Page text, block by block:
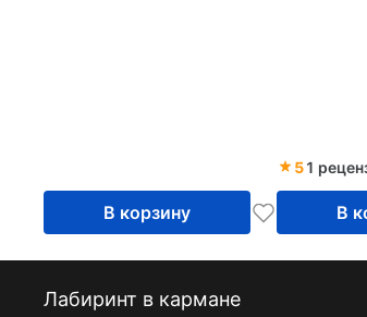
В корзину
51
В
Лабиринт в кармане